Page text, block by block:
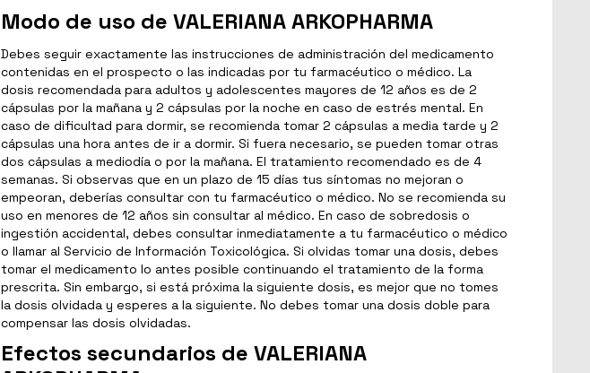
Modo de uso de VALERIANA ARKOPHARMA
Debes seguir exactamente las instrucciones de administración del medicamento
contenidas en el prospecto o las indicadas por tu farmacéutico o médico. La
dosis recomendada para adultos y adolescentes mayores de 12 años es de 2
cápsulas por la mañana y 2 cápsulas por la noche en caso de estrés mental. En
caso de dificultad para dormir, se recomienda tomar 2 cápsulas a media tarde y 2
cápsulas una hora antes de ir a dormir. Si fuera necesario, se pueden tomar otras
dos cápsulas a mediodía o por la mañana. El tratamiento recomendado es de 4
semanas. Si observas que en un plazo de 15 días tus síntomas no mejoran o
empeoran, deberías consultar con tu farmacéutico o médico. No se recomienda su
uso en menores de 12 años sin consultar al médico. En caso de sobredosis o
ingestión accidental, debes consultar inmediatamente a tu farmacéutico o médico
o llamar al Servicio de Información Toxicológica. Si olvidas tomar una dosis, debes
tomar el medicamento lo antes posible continuando el tratamiento de la forma
prescrita. Sin embargo, si está próxima la siguiente dosis, es mejor que no tomes
la dosis olvidada y esperes a la siguiente. No debes tomar una dosis doble para
compensar las dosis olvidadas.
Efectos secundarios de VALERIANA